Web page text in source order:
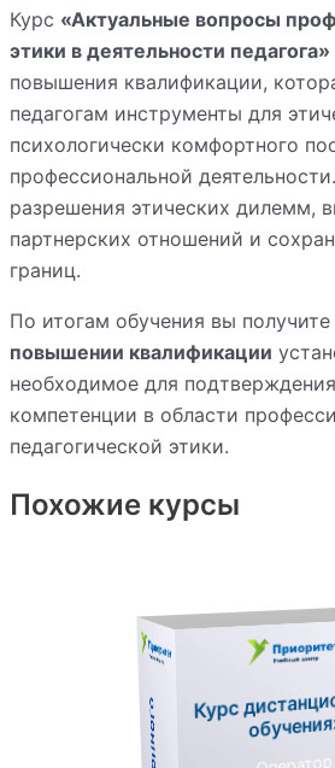
Курс «Актуальные вопросы
этики в деятельности педагога»
повышения квалификации,
педагогам инструменты для
психологически комфортного
профессиональной
разрешения этических дилемм,
партнерских отношений и
границ.
По итогам обучения вы получите
повышении квалификации
необходимое для
компетенции в области
педагогической этики.
Похожие курсы
Курс